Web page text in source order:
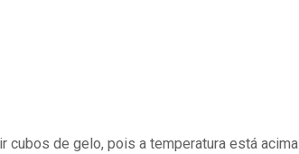
cubos de gelo, pois a temperatura está